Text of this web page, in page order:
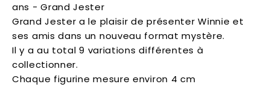
ans - Grand Jester
Grand Jester a le plaisir de présenter Winnie et
ses amis dans un nouveau format mystère.
Il y a au total 9 variations différentes à
collectionner.
Chaque figurine mesure environ 4 cm